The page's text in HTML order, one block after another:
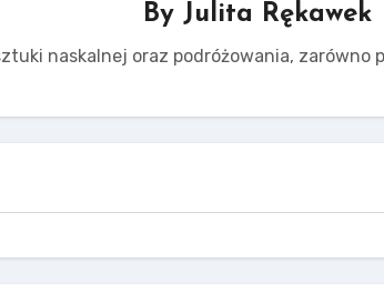
By Julita Rękawek
naskalnej oraz podróżowania, zarówno